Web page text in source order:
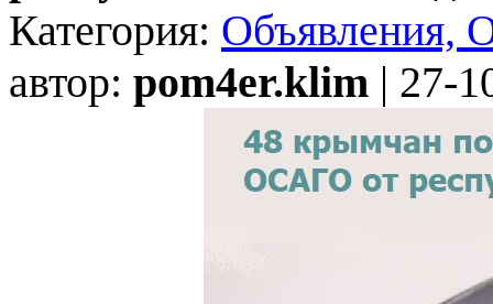
Категория: Объявления,
автор: pom4er.klim | 27-